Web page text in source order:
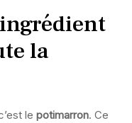
la
le potimarron. Ce